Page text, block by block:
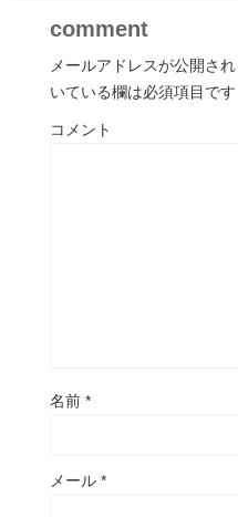
comment
メールアドレスが公開さ
いている欄は必須項目です
コメント
名前 *
メール *